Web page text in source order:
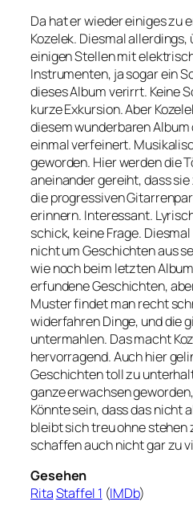
Da hat er wieder einiges zu
Kozelek. Diesmal
einigen Stellen mit
Instrumenten, ja sogar ein
dieses Album verirrt. Keine
kurze Exkursion. Aber
diesem wunderbaren
einmal verfeinert.
geworden. Hier werden die
aneinander gereiht, dass
die progressiven
erinnern. Interessant.
schick, keine Frage.
nicht um Geschichten aus
wie noch beim letzten
erfundene Geschichten,
Muster findet man recht
widerfahren Dinge, und die
untermahlen. Das macht
hervorragend. Auch hier
Geschichten toll zu
ganze erwachsen
Könnte sein, dass das nicht
bleibt sich treu ohne stehen
schaffen auch nicht gar zu
Gesehen
RitaStaffel 1 (IMDb)